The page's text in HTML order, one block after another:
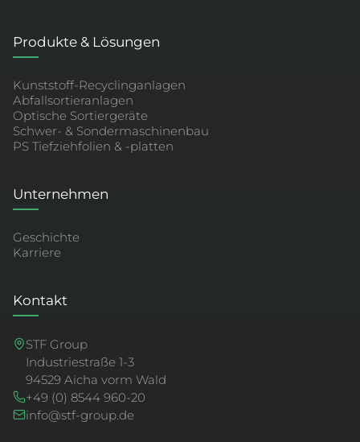
Produkte & Lösungen
Kunststoff-Recyclinganlagen
Abfallsortieranlagen
Optische Sortiergeräte
Schwer- & Sondermaschinenbau
PS Tiefziehfolien & -platten
Unternehmen
Geschichte
Karriere
Kontakt
STF Group
Industriestraße 1-3
94529 Aicha vorm Wald
+49 (0) 8544 960-20
info@stf-group.de